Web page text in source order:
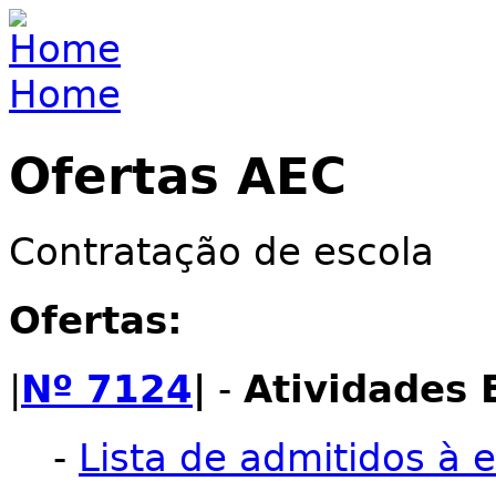
Jump to navigation
You are here
Home
Ofertas AEC
Contratação de escola
Ofertas:
Nº 7124 - Atividades
- Lista de admitidos à